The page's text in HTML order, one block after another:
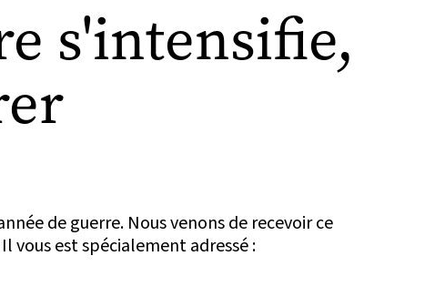
s'intensifie,
de guerre. Nous venons de recevoir ce
vous est spécialement adressé :